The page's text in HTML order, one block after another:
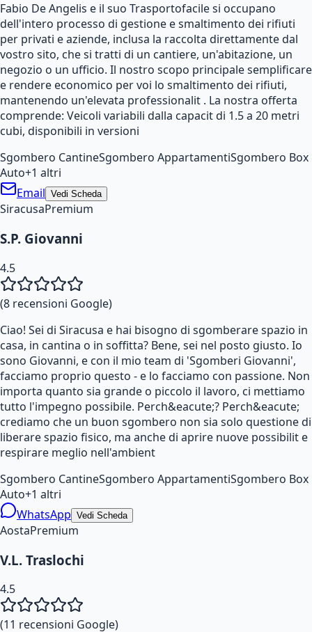
Fabio De Angelis e il suo Trasportofacile si occupano
dell'intero processo di gestione e smaltimento dei rifiuti
per privati e aziende, inclusa la raccolta direttamente dal
vostro sito, che si tratti di un cantiere, un'abitazione, un
negozio o un ufficio. Il nostro scopo principale semplificare
e rendere economico per voi lo smaltimento dei rifiuti,
mantenendo un'elevata professionalit . La nostra offerta
comprende: Veicoli variabili dalla capacit di 1.5 a 20 metri
cubi, disponibili in versioni
Sgombero CantineSgombero AppartamentiSgombero Box
Auto+1 altri
Email Vedi Scheda
SiracusaPremium
S.P. Giovanni
4.5
(8 recensioni Google)
Ciao! Sei di Siracusa e hai bisogno di sgomberare spazio in
casa, in cantina o in soffitta? Bene, sei nel posto giusto. Io
sono Giovanni, e con il mio team di 'Sgomberi Giovanni',
facciamo proprio questo - e lo facciamo con passione. Non
importa quanto sia grande o piccolo il lavoro, ci mettiamo
tutto l'impegno possibile. Perch&eacute;? Perch&eacute;
crediamo che un buon sgombero non sia solo questione di
liberare spazio fisico, ma anche di aprire nuove possibilit e
respirare meglio nell'ambient
Sgombero CantineSgombero AppartamentiSgombero Box
Auto+1 altri
WhatsApp Vedi Scheda
AostaPremium
V.L. Traslochi
4.5
(11 recensioni Google)